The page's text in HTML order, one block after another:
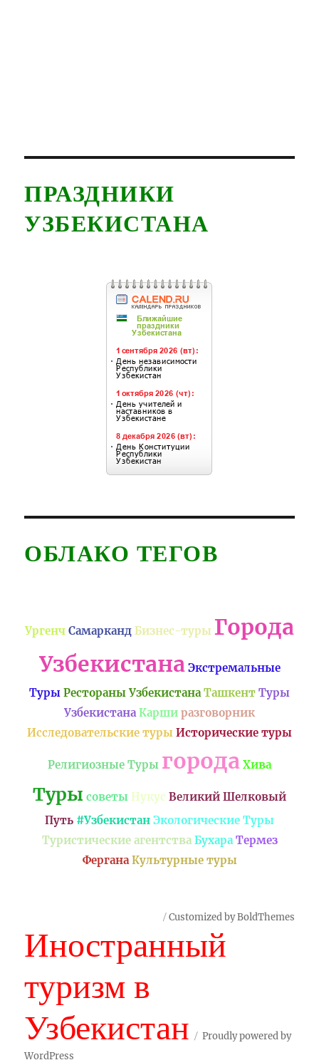
ПРАЗДНИКИ
УЗБЕКИСТАНА
ОБЛАКО ТЕГОВ
Ургенч Самарканд Бизнес-туры Города
Узбекистана Экстремальные
Туры Рестораны Узбекистана Ташкент Туры
Узбекистана Карши разговорник
Исследовательские туры Исторические туры
Религиозные Туры города Хива
Туры советы Нукус Великий Шелковый
Путь #Узбекистан Экологические Туры
Туристические агентства Бухара Термез
Фергана Культурные туры
Customized by BoldThemes
Иностранный
туризм в
Узбекистан
Proudly powered by
WordPress